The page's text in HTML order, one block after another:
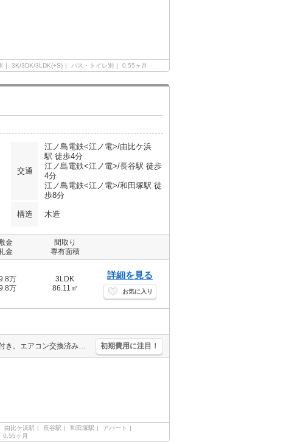
3K/3DK/3LDK(+S) バス・トイレ別 0.55ヶ月
交通
江ノ島電鉄<江ノ電>/由比ケ浜
駅 徒歩4分
江ノ島電鉄<江ノ電>/長谷駅 徒歩
4分
江ノ島電鉄<江ノ電>/和田塚駅 徒
歩8分
構造 木造
金
金
間取り
専有面積
万
万
3LDK
86.11㎡
詳細を見る
お気に入り
海岸へ120m。2025年9月内装リノベーション済。エアコン3基付き。エアコン交換済み2025年9月。駐車場は小型車まで。宅配ボックスあり。 初期費用に注目！
由比ケ浜駅 長谷駅 和田塚駅
アパート
0.55ヶ月